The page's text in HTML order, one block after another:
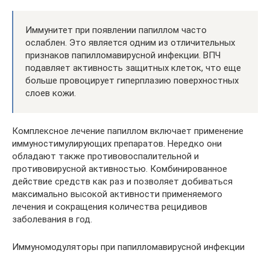
Иммунитет при появлении папиллом часто
ослаблен. Это является одним из отличительных
признаков папилломавирусной инфекции. ВПЧ
подавляет активность защитных клеток, что еще
больше провоцирует гиперплазию поверхностных
слоев кожи.
Комплексное лечение папиллом включает применение
иммуностимулирующих препаратов. Нередко они
обладают также противовоспалительной и
противовирусной активностью. Комбинированное
действие средств как раз и позволяет добиваться
максимально высокой активности применяемого
лечения и сокращения количества рецидивов
заболевания в год.
Иммуномодуляторы при папилломавирусной инфекции